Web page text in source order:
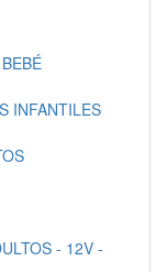
INFANTILES
- 12V -